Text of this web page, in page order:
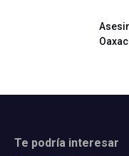
Te podría interesar